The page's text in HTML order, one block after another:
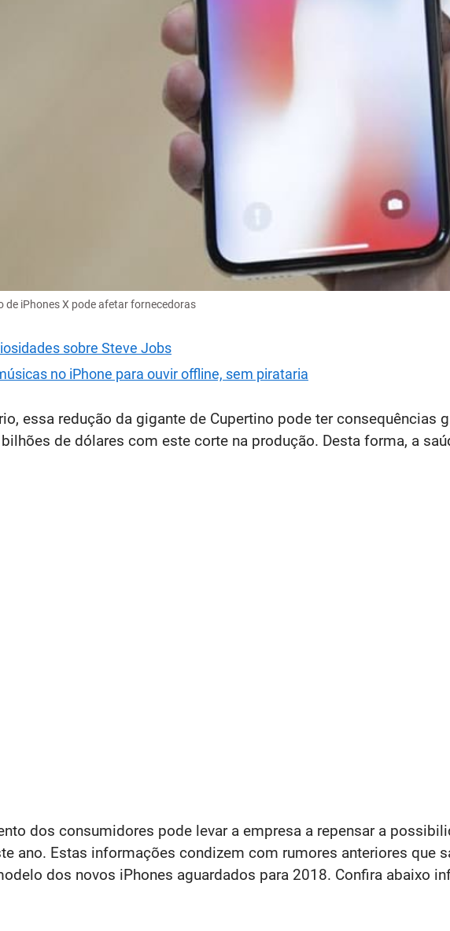
de iPhones X pode afetar fornecedoras
sobre Steve Jobs
no iPhone para ouvir offline, sem pirataria
essa redução da gigante de Cupertino pode ter consequências
de dólares com este corte na produção. Desta forma, a
dos consumidores pode levar a empresa a repensar a
ano. Estas informações condizem com rumores anteriores que
dos novos iPhones aguardados para 2018. Confira abaixo